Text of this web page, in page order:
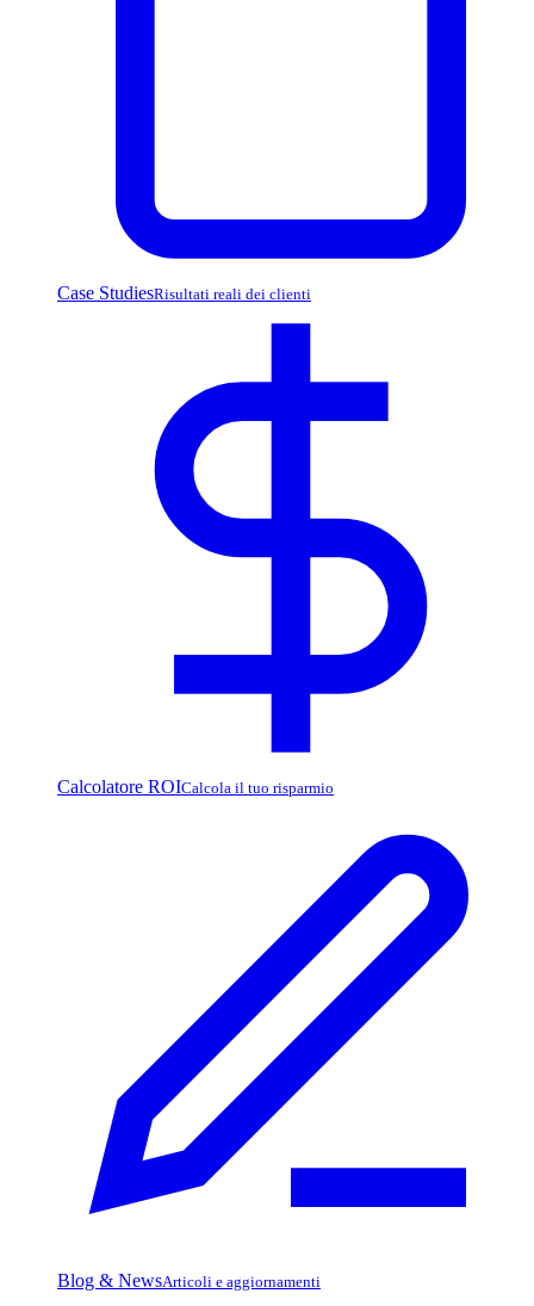
Case StudiesRisultati reali dei clienti
Calcolatore ROICalcola il tuo risparmio
Blog & NewsArticoli e aggiornamenti